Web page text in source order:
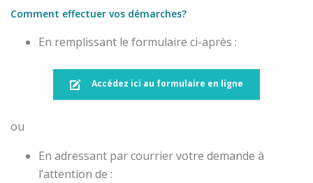
Comment effectuer vos démarches?
En remplissant le formulaire ci-après :
Accédez ici au formulaire en ligne
ou
En adressant par courrier votre demande à
l’attention de :